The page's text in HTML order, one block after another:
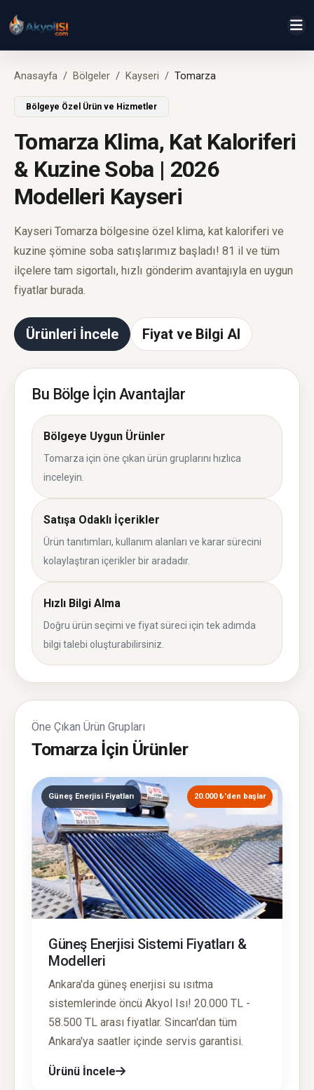
Anasayfa Bölgeler Kayseri Tomarza
Bölgeye Özel Ürün ve Hizmetler
Tomarza Klima, Kat Kaloriferi
& Kuzine Soba | 2026
Modelleri Kayseri
Kayseri Tomarza bölgesine özel klima, kat kaloriferi ve
kuzine şömine soba satışlarımız başladı! 81 il ve tüm
ilçelere tam sigortalı, hızlı gönderim avantajıyla en uygun
fiyatlar burada.
Ürünleri İncele Fiyat ve Bilgi Al
Bu Bölge İçin Avantajlar
Bölgeye Uygun Ürünler
Tomarza için öne çıkan ürün gruplarını hızlıca
inceleyin.
Satışa Odaklı İçerikler
Ürün tanıtımları, kullanım alanları ve karar sürecini
kolaylaştıran içerikler bir aradadır.
Hızlı Bilgi Alma
Doğru ürün seçimi ve fiyat süreci için tek adımda
bilgi talebi oluşturabilirsiniz.
Öne Çıkan Ürün Grupları
Tomarza İçin Ürünler
Güneş Enerjisi Fiyatları 20.000 ₺'den başlar
Güneş Enerjisi Sistemi Fiyatları &
Modelleri
Ankara'da güneş enerjisi su ısıtma
sistemlerinde öncü Akyol Isı! 20.000 TL -
58.500 TL arası fiyatlar. Sincan'dan tüm
Ankara'ya saatler içinde servis garantisi.
Ürünü İncele